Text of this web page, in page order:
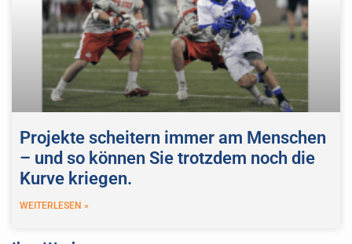
Projekte scheitern immer am Menschen
– und so können Sie trotzdem noch die
Kurve kriegen.
WEITERLESEN »